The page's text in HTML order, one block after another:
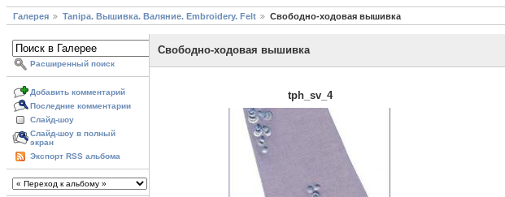
Галерея Tanipa. Вышивка. Валяние. Embroidery. Felt Свободно-ходовая вышивка
Расширенный поиск
Добавить комментарий
Последние комментарии
Слайд-шоу
Слайд-шоу в полный
экран
Экспорт RSS альбома
Свободно-ходовая вышивка
tph_sv_4